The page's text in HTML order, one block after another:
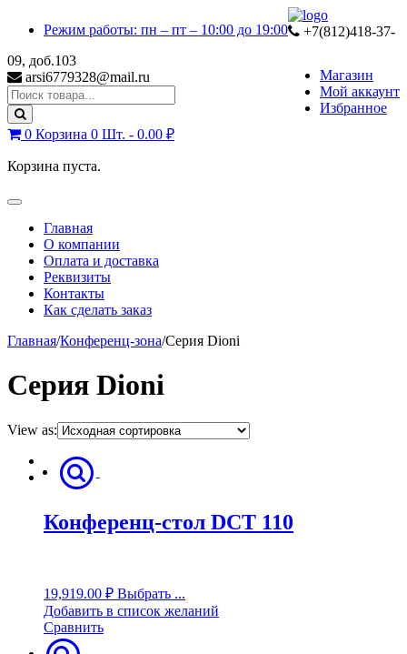
Режим работы: пн – пт – 10:00 до 19:00
Магазин
Мой аккаунт
Избранное
+7(812)418-37-
09, доб.103
arsi6779328@mail.ru
Search
for:
0 Корзина 0 Шт. - 0.00 ₽
Корзина пуста.
Toggle
navigationГлавная
О компании
Оплата и доставка
Реквизиты
Контакты
Как сделать заказ
Главная/Конференц-зона/Серия Dioni
Серия Dioni
View as:
Конференц-стол DCT 110
19,919.00 ₽ Выбрать ...
Добавить в список желаний
Сравнить